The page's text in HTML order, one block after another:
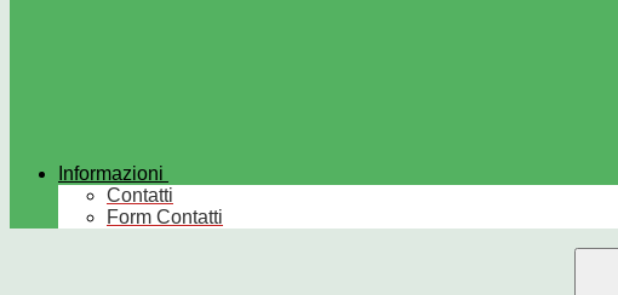
Informazioni
Contatti
Form Contatti